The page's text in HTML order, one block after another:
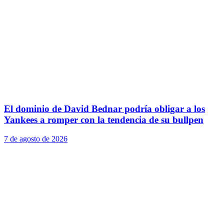
El dominio de David Bednar podría obligar a los
Yankees a romper con la tendencia de su bullpen
7 de agosto de 2026